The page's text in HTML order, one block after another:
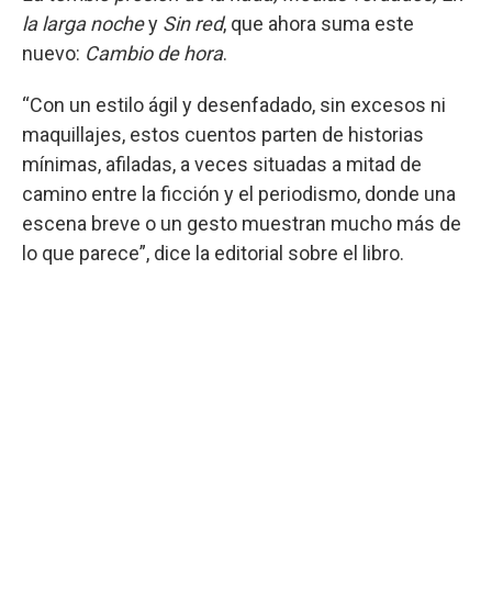
la larga nochey Sin red, que ahora suma este
nuevo: Cambio de hora.
“Con un estilo ágil y desenfadado, sin excesos ni
maquillajes, estos cuentos parten de historias
mínimas, afiladas, a veces situadas a mitad de
camino entre la ficción y el periodismo, donde una
escena breve o un gesto muestran mucho más de
lo que parece”, dice la editorial sobre el libro.